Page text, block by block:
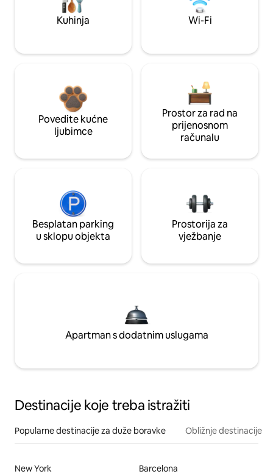
Kuhinja Wi-Fi
Povedite kućne
ljubimce
Prostor za rad na
prijenosnom
računalu
Besplatan parking
u sklopu objekta
Prostorija za
vježbanje
Apartman s dodatnim uslugama
Destinacije koje treba istražiti
Popularne destinacije za duže boravke Obližnje destinacije
New York
Barcelona